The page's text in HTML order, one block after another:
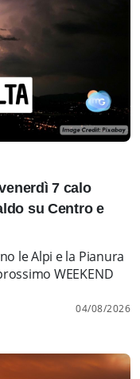
7 calo
su Centro e
le Alpi e la Pianura
WEEKEND
04/08/2026